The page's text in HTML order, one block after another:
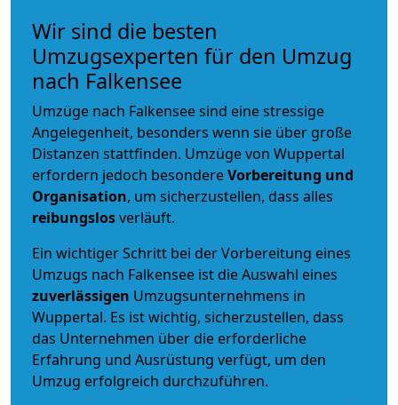
Wir sind die besten
Umzugsexperten für den Umzug
nach Falkensee
Umzüge nach Falkensee sind eine stressige
Angelegenheit, besonders wenn sie über große
Distanzen stattfinden. Umzüge von Wuppertal
erfordern jedoch besondereVorbereitung und
Organisation, um sicherzustellen, dass alles
reibungslosverläuft.
Ein wichtiger Schritt bei der Vorbereitung eines
Umzugs nach Falkensee ist die Auswahl eines
zuverlässigen Umzugsunternehmens in
Wuppertal. Es ist wichtig, sicherzustellen, dass
das Unternehmen über die erforderliche
Erfahrung und Ausrüstung verfügt, um den
Umzug erfolgreich durchzuführen.